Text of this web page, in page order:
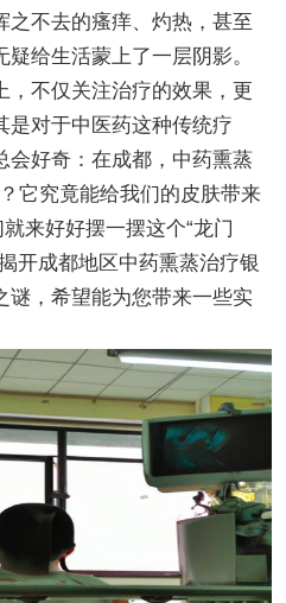
之不去的瘙痒、灼热，甚至
给生活蒙上了一层阴影。
，不仅关注治疗的效果，更
是对于中医药这种传统疗
会好奇：在成都，中药熏蒸
它究竟能给我们的皮肤带来
来好好摆一摆这个“龙门
开成都地区中药熏蒸治疗银
谜，希望能为您带来一些实